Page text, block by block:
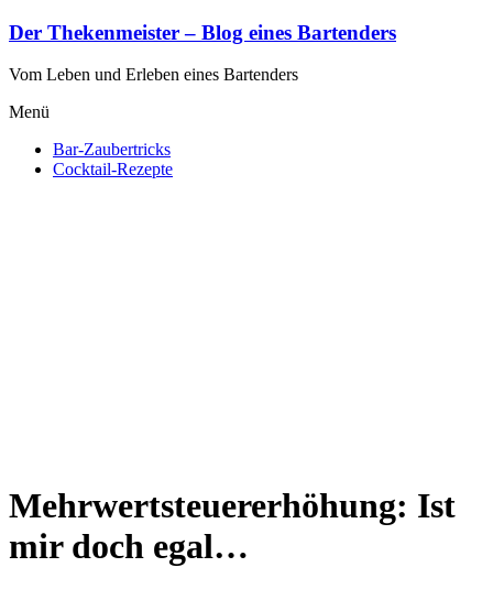
Zum
springen
Der Thekenmeister – Blog eines Bartenders
Vom Leben und Erleben eines Bartenders
Menü
Bar-Zaubertricks
Cocktail-Rezepte
Mehrwertsteuererhöhung: Ist
mir doch egal…